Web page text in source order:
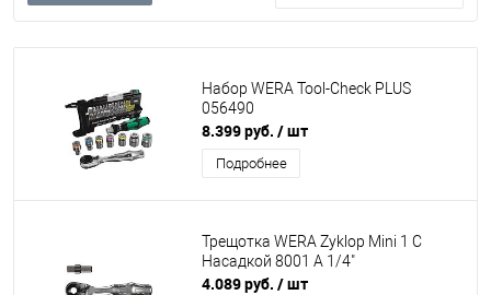
Набор WERA Tool-Check PLUS
056490
8.399 руб. / шт
Подробнее
Трещотка WERA Zyklop Mini 1 С
Насадкой 8001 A 1/4"
4.089 руб. / шт